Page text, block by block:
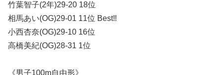
竹葉智子(2年)29-20 18位
相馬あい(OG)29-01 11位 Best‼︎
小西杏奈(OG)29-10 16位
高橋美紀(OG)28-31 1位
《男子100m自由形》